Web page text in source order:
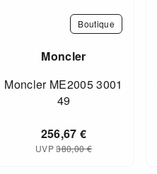
Boutique
Moncler
Moncler ME2005 3001
49
256,67€
UVP380,00€